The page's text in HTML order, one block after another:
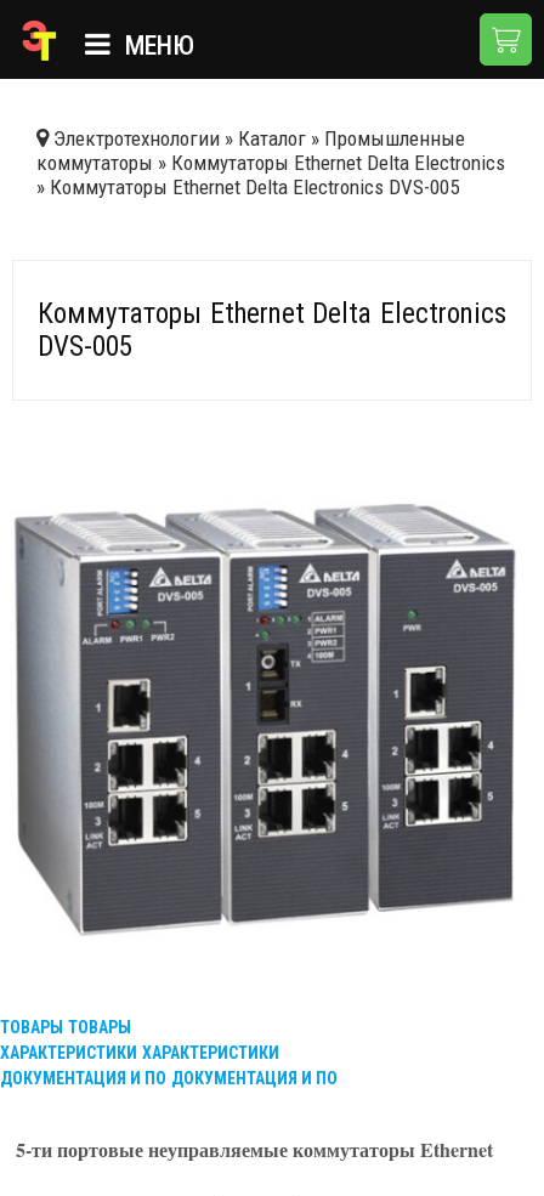
МЕНЮ
КАТАЛОГ
НОВОСТИ
Электротехнологии » Каталог » Промышленные
коммутаторы » Коммутаторы Ethernet Delta Electronics
» Коммутаторы Ethernet Delta Electronics DVS-005
Коммутаторы Ethernet Delta Electronics
DVS-005
ТОВАРЫ ТОВАРЫ
ХАРАКТЕРИСТИКИ ХАРАКТЕРИСТИКИ
ДОКУМЕНТАЦИЯ И ПО ДОКУМЕНТАЦИЯ И ПО
5-ти портовые неуправляемые коммутаторы Ethernet